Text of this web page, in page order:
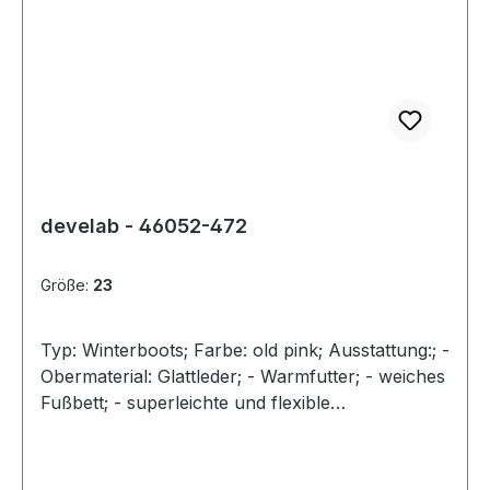
develab - 46052-472
Größe: 23
Typ: Winterboots; Farbe: old pink; Ausstattung:; -
Obermaterial: Glattleder; - Warmfutter; - weiches
Fußbett; - superleichte und flexible